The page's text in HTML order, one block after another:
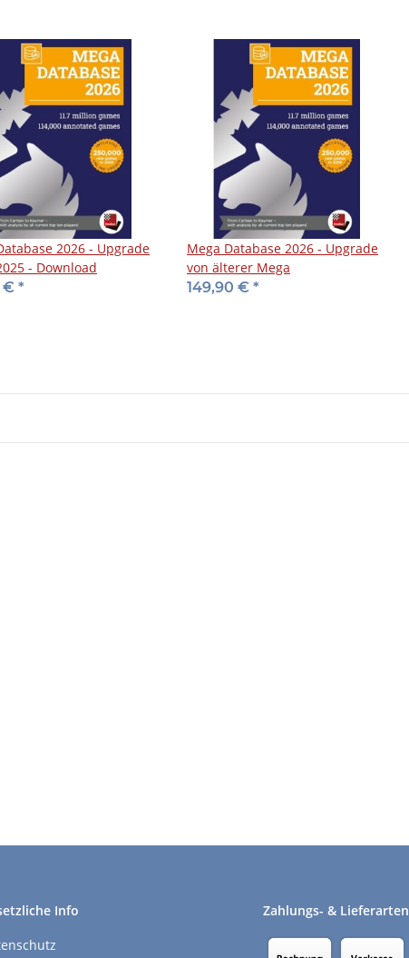
2026 - Upgrade
- Download
€ *
Mega Database 2026 - Upgrade
von älterer Mega
149,90 € *
Info Zahlungs- & Lieferarten